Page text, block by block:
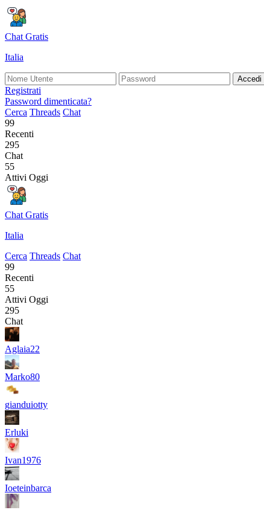
Chat Gratis
Italia
Accedi
Registrati
Password dimenticata?
Cerca Threads Chat
99
Recenti
295
Chat
55
Attivi Oggi
Chat Gratis
Italia
Cerca Threads Chat
99
Recenti
55
Attivi Oggi
295
Chat
Aglaia22
Marko80
gianduiotty
Erluki
Ivan1976
Ioeteinbarca